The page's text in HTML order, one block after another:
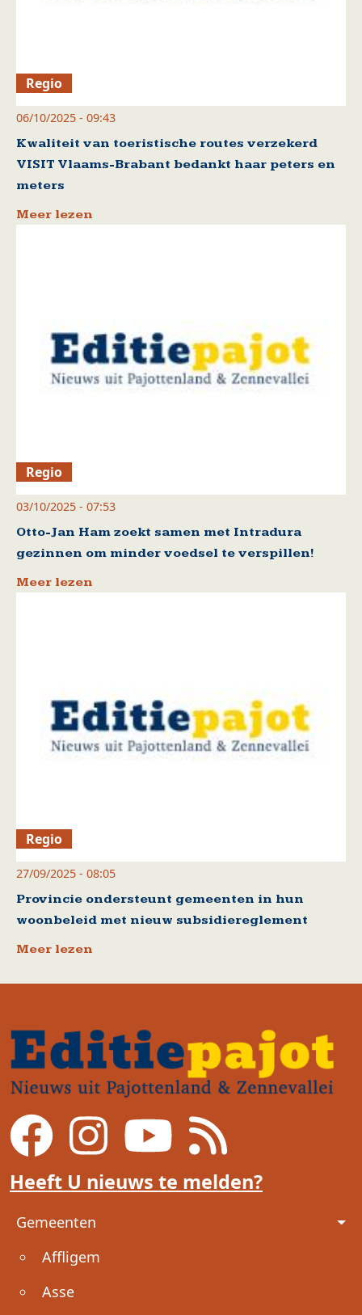
Regio
06/10/2025 - 09:43
Kwaliteit van toeristische routes verzekerd
VISIT Vlaams-Brabant bedankt haar peters en
meters
Meer lezen
Regio
03/10/2025 - 07:53
Otto-Jan Ham zoekt samen met Intradura
gezinnen om minder voedsel te verspillen!
Meer lezen
Regio
27/09/2025 - 08:05
Provincie ondersteunt gemeenten in hun
woonbeleid met nieuw subsidiereglement
Meer lezen
Heeft U nieuws te melden?
Voet
Gemeenten
Affligem
Asse